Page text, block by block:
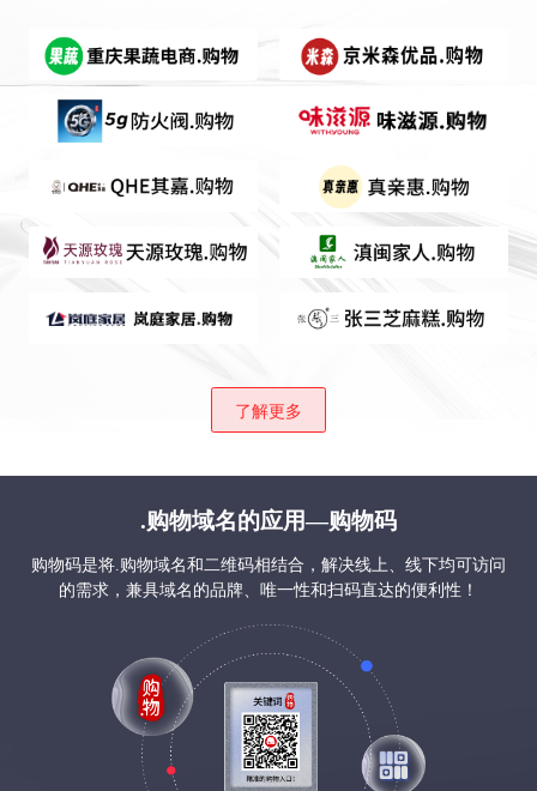
了解更多
.购物域名的应用—购物码
购物码是将.购物域名和二维码相结合，解决线上、线下均可访问
的需求，兼具域名的品牌、唯一性和扫码直达的便利性！